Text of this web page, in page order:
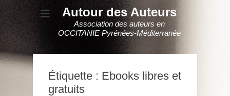
Autour des Auteurs
Association des auteurs en
OCCITANIE Pyrénées-Méditerranée
Étiquette : Ebooks libres et
gratuits